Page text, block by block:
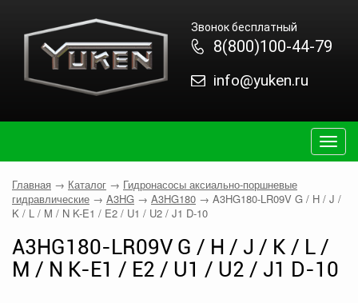
Звонок бесплатный
8(800)100-44-79
info@yuken.ru
Главная → Каталог → Гидронасосы аксиально-поршневые
гидравлические → A3HG → A3HG180 → A3HG180-LR09V G / H / J /
K / L / M / N K-E1 / E2 / U1 / U2 / J1 D-10
A3HG180-LR09V G / H / J / K / L /
M / N K-E1 / E2 / U1 / U2 / J1 D-10